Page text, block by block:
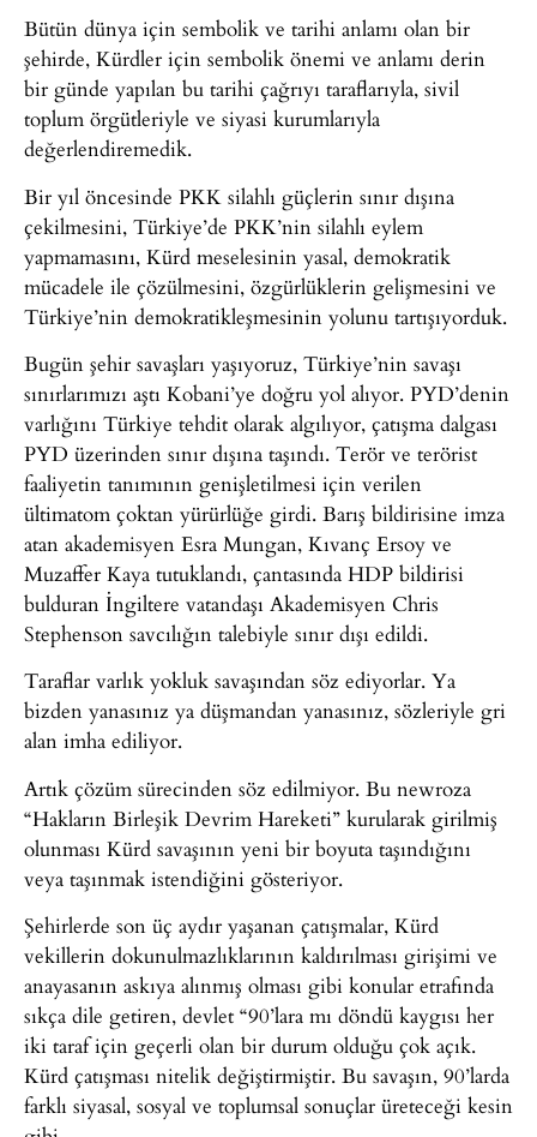
Bütün dünya için sembolik ve tarihi anlamı olan bir
şehirde, Kürdler için sembolik önemi ve anlamı derin
bir günde yapılan bu tarihi çağrıyı taraflarıyla, sivil
toplum örgütleriyle ve siyasi kurumlarıyla
değerlendiremedik.
Bir yıl öncesinde PKK silahlı güçlerin sınır dışına
çekilmesini, Türkiye’de PKK’nin silahlı eylem
yapmamasını, Kürd meselesinin yasal, demokratik
mücadele ile çözülmesini, özgürlüklerin gelişmesini ve
Türkiye’nin demokratikleşmesinin yolunu tartışıyorduk.
Bugün şehir savaşları yaşıyoruz, Türkiye’nin savaşı
sınırlarımızı aştı Kobani’ye doğru yol alıyor. PYD’denin
varlığını Türkiye tehdit olarak algılıyor, çatışma dalgası
PYD üzerinden sınır dışına taşındı. Terör ve terörist
faaliyetin tanımının genişletilmesi için verilen
ültimatom çoktan yürürlüğe girdi. Barış bildirisine imza
atan akademisyen Esra Mungan, Kıvanç Ersoy ve
Muzaffer Kaya tutuklandı, çantasında HDP bildirisi
bulduran İngiltere vatandaşı Akademisyen Chris
Stephenson savcılığın talebiyle sınır dışı edildi.
Taraflar varlık yokluk savaşından söz ediyorlar. Ya
bizden yanasınız ya düşmandan yanasınız, sözleriyle gri
alan imha ediliyor.
Artık çözüm sürecinden söz edilmiyor. Bu newroza
“Hakların Birleşik Devrim Hareketi” kurularak girilmiş
olunması Kürd savaşının yeni bir boyuta taşındığını
veya taşınmak istendiğini gösteriyor.
Şehirlerde son üç aydır yaşanan çatışmalar, Kürd
vekillerin dokunulmazlıklarının kaldırılması girişimi ve
anayasanın askıya alınmış olması gibi konular etrafında
sıkça dile getiren, devlet “90’lara mı döndü kaygısı her
iki taraf için geçerli olan bir durum olduğu çok açık.
Kürd çatışması nitelik değiştirmiştir. Bu savaşın, 90’larda
farklı siyasal, sosyal ve toplumsal sonuçlar üreteceği kesin